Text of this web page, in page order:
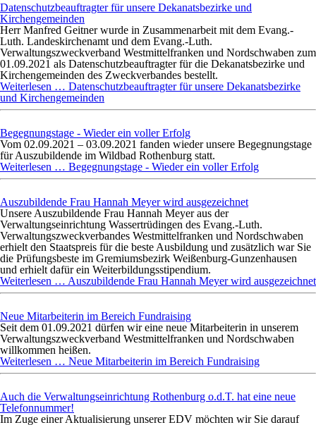
Datenschutzbeauftragter für unsere Dekanatsbezirke und
Kirchengemeinden
Herr Manfred Geitner wurde in Zusammenarbeit mit dem Evang.-
Luth. Landeskirchenamt und dem Evang.-Luth.
Verwaltungszweckverband Westmittelfranken und Nordschwaben zum
01.09.2021 als Datenschutzbeauftragter für die Dekanatsbezirke und
Kirchengemeinden des Zweckverbandes bestellt.
Weiterlesen … Datenschutzbeauftragter für unsere Dekanatsbezirke
und Kirchengemeinden
Begegnungstage - Wieder ein voller Erfolg
Vom 02.09.2021 – 03.09.2021 fanden wieder unsere Begegnungstage
für Auszubildende im Wildbad Rothenburg statt.
Weiterlesen … Begegnungstage - Wieder ein voller Erfolg
Auszubildende Frau Hannah Meyer wird ausgezeichnet
Unsere Auszubildende Frau Hannah Meyeraus der
Verwaltungseinrichtung Wassertrüdingen des Evang.-Luth.
Verwaltungszweckverbandes Westmittelfranken und Nordschwaben
erhielt den Staatspreis für die beste Ausbildung und zusätzlich war Sie
die Prüfungsbeste im Gremiumsbezirk Weißenburg-Gunzenhausen
und erhielt dafür ein Weiterbildungsstipendium.
Weiterlesen … Auszubildende Frau Hannah Meyer wird ausgezeichnet
Neue Mitarbeiterin im Bereich Fundraising
Seit dem 01.09.2021 dürfen wir eine neue Mitarbeiterin in unserem
Verwaltungszweckverband Westmittelfranken und Nordschwaben
willkommen heißen.
Weiterlesen … Neue Mitarbeiterin im Bereich Fundraising
Auch die Verwaltungseinrichtung Rothenburg o.d.T. hat eine neue
Telefonnummer!
Im Zuge einer Aktualisierung unserer EDV möchten wir Sie darauf